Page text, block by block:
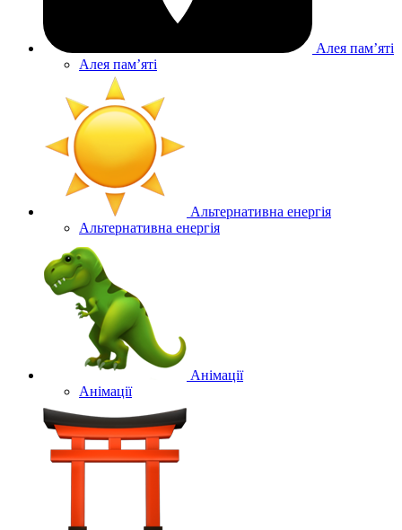
Алея памʼяті
Алея памʼяті
Альтернативна енергія
Альтернативна енергія
Анімації
Анімації